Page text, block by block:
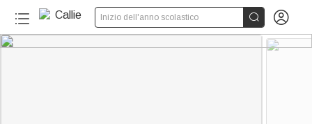
Inizio dell'anno scolastico  